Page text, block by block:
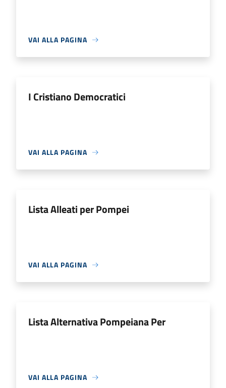
VAI ALLA PAGINA
I Cristiano Democratici
VAI ALLA PAGINA
Lista Alleati per Pompei
VAI ALLA PAGINA
Lista Alternativa Pompeiana Per
VAI ALLA PAGINA